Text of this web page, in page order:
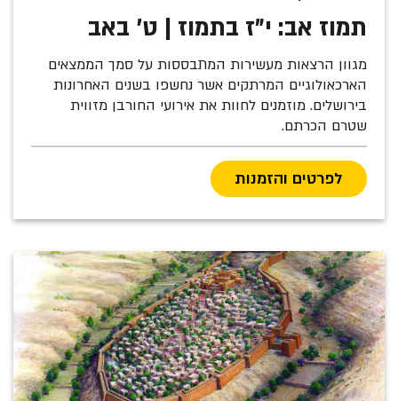
תמוז אב: י"ז בתמוז | ט' באב
מגוון הרצאות מעשירות המתבססות על סמך הממצאים
הארכאולוגיים המרתקים אשר נחשפו בשנים האחרונות
בירושלים. מוזמנים לחוות את אירועי החורבן מזווית
שטרם הכרתם.
לפרטים והזמנות